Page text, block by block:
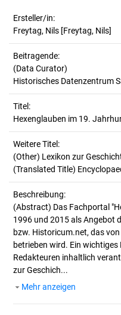
Ersteller/in:
Freytag, Nils [Freytag, Nils]
Beitragende:
(Data Curator)
Historisches Datenzentrum
Titel:
Hexenglauben im 19.
Weitere Titel:
(Other) Lexikon zur
(Translated Title)
Beschreibung:
(Abstract) Das Fachportal
1996 und 2015 als Angebot
bzw. Historicum.net, das
betrieben wird. Ein
Redakteuren inhaltlich
zur Geschich...
Mehr anzeigen